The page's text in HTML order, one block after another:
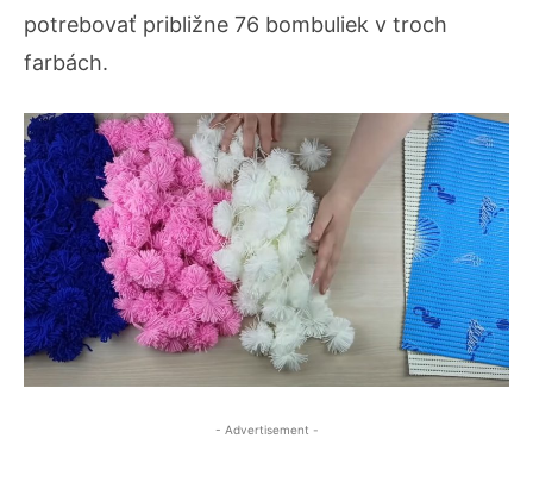
potrebovať približne 76 bombuliek v troch
farbách.
- Advertisement -